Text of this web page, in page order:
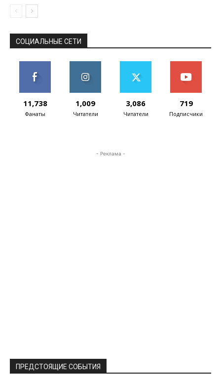
СОЦИАЛЬНЫЕ СЕТИ
11,738
Фанаты
1,009
Читатели
3,086
Читатели
719
Подписчики
- Реклама -
ПРЕДСТОЯЩИЕ СОБЫТИЯ